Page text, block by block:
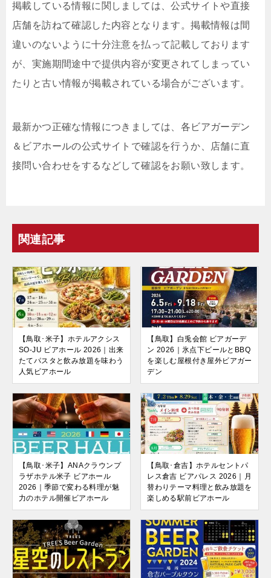
掲載している情報に関しましては、公式サイトや直接
店舗を訪ねて確認した内容となります。掲載情報は間
違いのないように十分注意を払って記載しております
が、実施期間途中で提供内容が変更されてしまってい
たりと古い情報が掲載されている場合がございます。
最新かつ正確な情報につきましては、各ビアガーデン
＆ビアホールの公式サイトで確認を行うか、店舗に直
接問い合わせをするなどして確認をお願い致します。
関連記事
【鳥取･米子】ホテルアクシス
SO-JU ビアホール 2026｜出来
たてパスタと飲み放題を味わう
人気ビアホール
【鳥取】白兎会館 ビアガーデ
ン 2026｜氷点下ビールとBBQ
を楽しむ屋根付き屋外ビアガー
デン
【鳥取･米子】ANAクラウンプ
ラザホテル米子 ビアホール
2026｜季節で変わる料理が魅
力のホテル開催ビアホール
【鳥取･倉吉】ホテルセントパ
レス倉吉 ビアパレス 2026｜月
替わりテーマ料理と飲み放題を
楽しめる駅前ビアホール